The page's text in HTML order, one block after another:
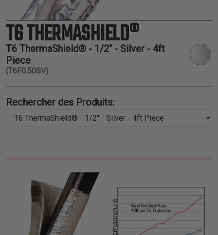
OUTILS ET
ACCESSOIRES
TUBES
T6 THERMASHIELD®
T6 ThermaShield® - 1/2" - Silver - 4ft
Piece
(T6F0.50SV)
Rechercher des Produits: